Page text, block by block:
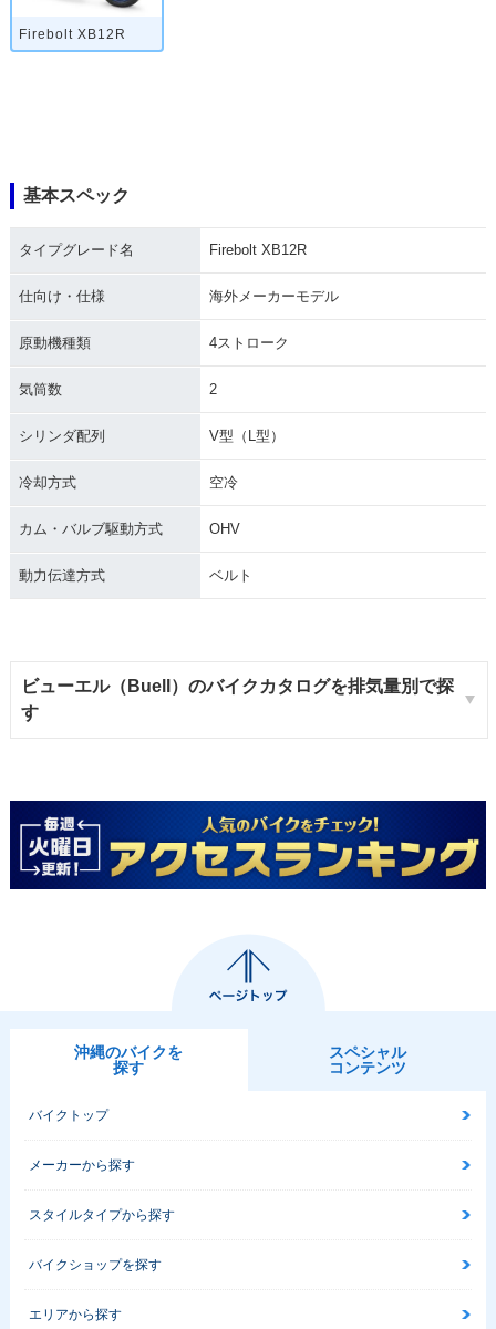
Firebolt XB12R
基本スペック
タイプグレード名 Firebolt XB12R
仕向け・仕様 海外メーカーモデル
原動機種類 4ストローク
気筒数 2
シリンダ配列 V型（L型）
冷却方式 空冷
カム・バルブ駆動方式 OHV
動力伝達方式 ベルト
ビューエル（Buell）のバイクカタログを排気量別で探
す
沖縄のバイクを
探す
スペシャル
コンテンツ
バイクトップ
メーカーから探す
スタイルタイプから探す
バイクショップを探す
エリアから探す